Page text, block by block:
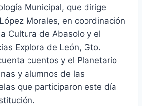
Municipal, que dirige
Morales, en coordinación
Cultura de Abasolo y el
Explora de León, Gto.
cuentos y el Planetario
y alumnos de las
que participaron este día